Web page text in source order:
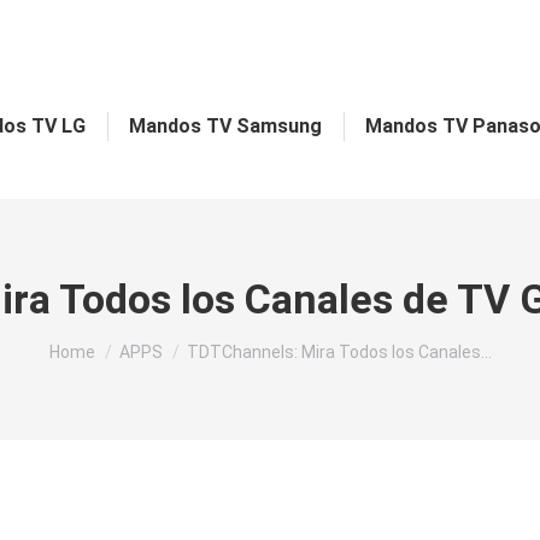
TV LG Mandos TV Samsung Mandos TV
Todos los Canales de TV
You are here:
Home APPS TDTChannels: Mira Todos los Canales…